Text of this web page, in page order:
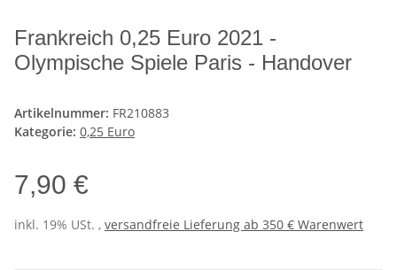
Frankreich 0,25 Euro 2021 -
Olympische Spiele Paris - Handover
Artikelnummer: FR210883
Kategorie: 0,25 Euro
7,90 €
inkl. 19% USt. , versandfreie Lieferung ab 350 € Warenwert